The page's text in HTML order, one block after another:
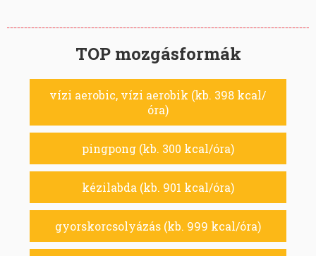
TOP mozgásformák
vízi aerobic, vízi aerobik (kb. 398 kcal/
óra)
pingpong (kb. 300 kcal/óra)
kézilabda (kb. 901 kcal/óra)
gyorskorcsolyázás (kb. 999 kcal/óra)